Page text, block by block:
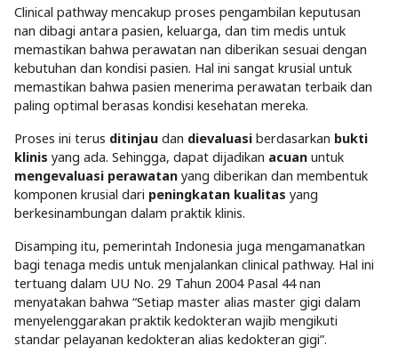
Clinical pathway mencakup proses pengambilan keputusan
nan dibagi antara pasien, keluarga, dan tim medis untuk
memastikan bahwa perawatan nan diberikan sesuai dengan
kebutuhan dan kondisi pasien. Hal ini sangat krusial untuk
memastikan bahwa pasien menerima perawatan terbaik dan
paling optimal berasas kondisi kesehatan mereka.
Proses ini terus ditinjau dan dievaluasi berdasarkan bukti
klinis yang ada. Sehingga, dapat dijadikan acuan untuk
mengevaluasi perawatan yang diberikan dan membentuk
komponen krusial dari peningkatan kualitas yang
berkesinambungan dalam praktik klinis.
Disamping itu, pemerintah Indonesia juga mengamanatkan
bagi tenaga medis untuk menjalankan clinical pathway. Hal ini
tertuang dalam UU No. 29 Tahun 2004 Pasal 44 nan
menyatakan bahwa “Setiap master alias master gigi dalam
menyelenggarakan praktik kedokteran wajib mengikuti
standar pelayanan kedokteran alias kedokteran gigi”.